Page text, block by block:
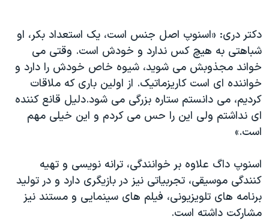
دکتر دری: «اسنوپ اصل جنس است، یک استعداد بکر، او
شباهتی به هیچ کس ندارد و خودش است. وقتی می
خواند مجذوبش می شوید، شیوه خاص خودش را دارد و
خواننده ای است کاریزماتیک. از اولین باری که ملاقات
کردیم، می دانستم ستاره بزرگی می شود.دلیل قانع کننده
ای نداشتم ولی این را حس می کردم و این خیلی مهم
است.»
اسنوپ داگ علاوه بر خوانندگی، ترانه نویسی و تهیه
کنندگی موسیقی، تجربیاتی نیز در بازیگری دارد و در تولید
برنامه های تلویزیونی، فیلم های سینمایی و مستند نیز
مشارکت داشته است.